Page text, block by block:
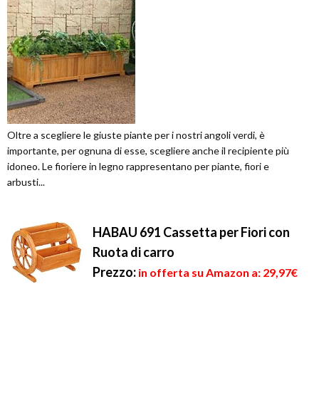
Oltre a scegliere le giuste piante per i nostri angoli verdi, è
importante, per ognuna di esse, scegliere anche il recipiente più
idoneo. Le fioriere in legno rappresentano per piante, fiori e
arbusti...
HABAU 691 Cassetta per Fiori con
Ruota di carro
Prezzo: in offerta su Amazon a: 29,97€